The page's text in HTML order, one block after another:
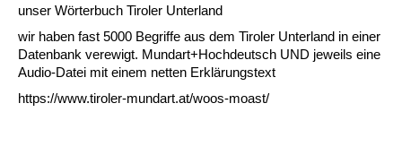
unser Wörterbuch Tiroler Unterland
wir haben fast 5000 Begriffe aus dem Tiroler Unterland in einer
Datenbank verewigt. Mundart+Hochdeutsch UND jeweils eine
Audio-Datei mit einem netten Erklärungstext
https://www.tiroler-mundart.at/woos-moast/